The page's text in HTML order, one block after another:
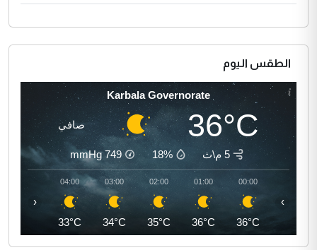
الطقس اليوم
Karbala Governorate
36°C صافي
5 م\ث 18%
749
mmHg
00:00
36°C
01:00
36°C
02:00
35°C
03:00
34°C
04:00
33°C
‹ ›